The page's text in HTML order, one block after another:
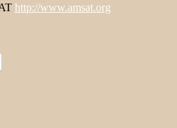
http://www.amsat.org